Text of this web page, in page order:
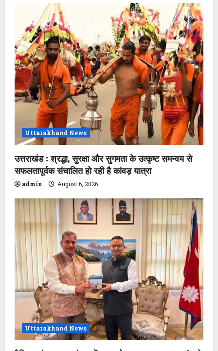
Uttarakhand News
उत्तराखंड : श्रद्धा, सुरक्षा और सुगमता के उत्कृष्ट समन्वय से
सफलतापूर्वक संचालित हो रही है कांवड़ यात्रा
admin August 6, 2026
Uttarakhand News